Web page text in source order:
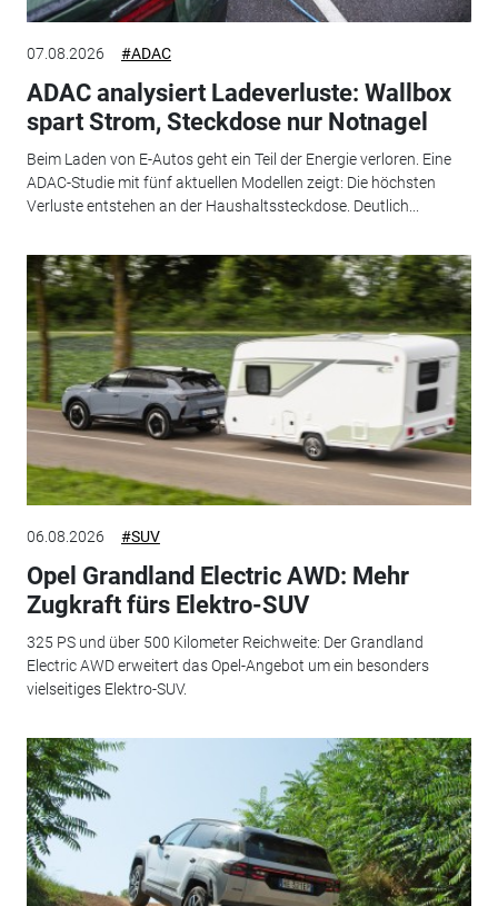
07.08.2026 #ADAC
ADAC analysiert Ladeverluste: Wallbox
spart Strom, Steckdose nur Notnagel
Beim Laden von E-Autos geht ein Teil der Energie verloren. Eine
ADAC-Studie mit fünf aktuellen Modellen zeigt: Die höchsten
Verluste entstehen an der Haushaltssteckdose. Deutlich...
06.08.2026 #SUV
Opel Grandland Electric AWD: Mehr
Zugkraft fürs Elektro-SUV
325 PS und über 500 Kilometer Reichweite: Der Grandland
Electric AWD erweitert das Opel-Angebot um ein besonders
vielseitiges Elektro-SUV.